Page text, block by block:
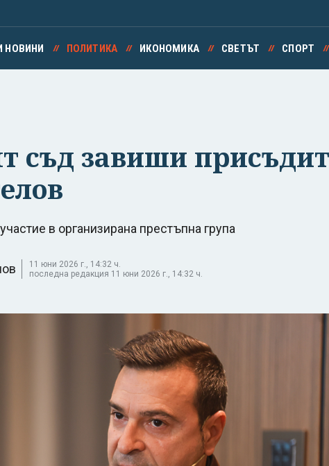
НОВИНИ ПОЛИТИКА ИКОНОМИКА СВЕТЪТ СПОРТ
съд завиши
в организирана престъпна група
11 юни 2026 г., 14:32 ч.
последна редакция 11 юни 2026 г., 14:32 ч.